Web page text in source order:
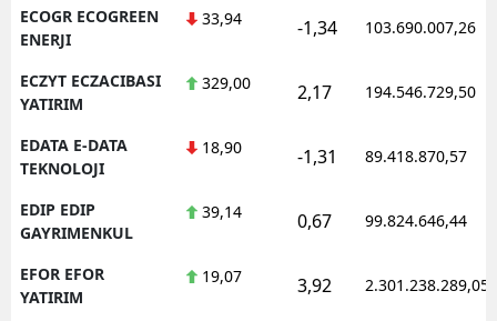
ECOGR ECOGREEN
ENERJI
33,94 -1,34 103.690.007,26
ECZYT ECZACIBASI
YATIRIM
329,00 2,17 194.546.729,50
EDATA E-DATA
TEKNOLOJI
18,90 -1,31 89.418.870,57
EDIP EDIP
GAYRIMENKUL
39,14 0,67 99.824.646,44
EFOR EFOR
YATIRIM
19,07 3,92 2.301.238.289,05